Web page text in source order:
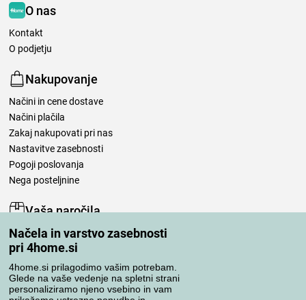
Načela in varstvo zasebnosti
pri 4home.si
4home.si prilagodimo vašim potrebam.
Glede na vaše vedenje na spletni strani
personaliziramo njeno vsebino in vam
O nas
Kontakt
O podjetju
Nakupovanje
Načini in cene dostave
Načini plačila
Zakaj nakupovati pri nas
Nastavitve zasebnosti
Pogoji poslovanja
Nega posteljnine
Vaša naročila
Moj račun
Pregled naročil
Reklamacija
Odstop od kupoprodajne pogodbe
Pravila obdelave ocen